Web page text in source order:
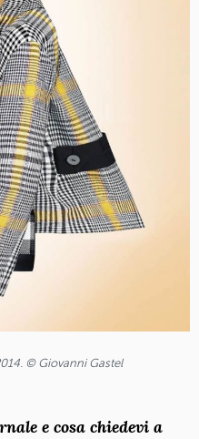
© Giovanni Gastel
e cosa chiedevi a